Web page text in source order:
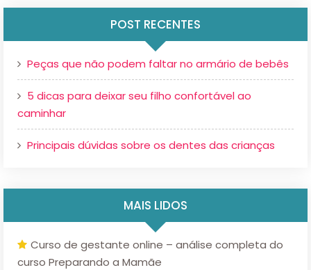
POST RECENTES
Peças que não podem faltar no armário de bebês
5 dicas para deixar seu filho confortável ao
caminhar
Principais dúvidas sobre os dentes das crianças
MAIS LIDOS
Curso de gestante online – análise completa do
curso Preparando a Mamãe